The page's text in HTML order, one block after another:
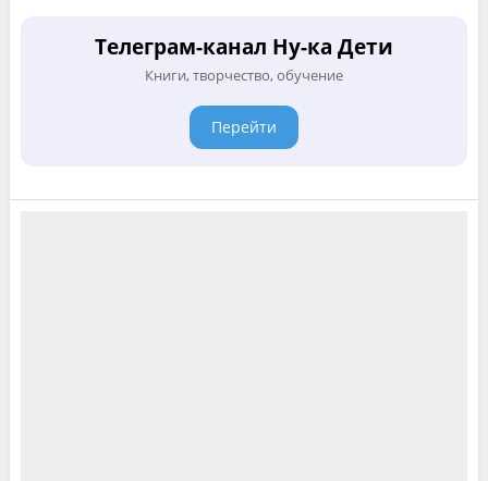
Телеграм-канал Ну-ка Дети
Книги, творчество, обучение
Перейти